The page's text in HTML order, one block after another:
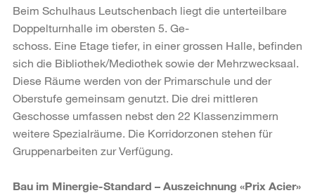
Beim Schulhaus Leutschenbach liegt die unterteilbare
Doppelturnhalle im obersten 5. Ge-
schoss. Eine Etage tiefer, in einer grossen Halle, befinden
sich die Bibliothek/Mediothek sowie der Mehrzwecksaal.
Diese Räume werden von der Primarschule und der
Oberstufe gemeinsam genutzt. Die drei mittleren
Geschosse umfassen nebst den 22 Klassenzimmern
weitere Spezialräume. Die Korridorzonen stehen für
Gruppenarbeiten zur Verfügung.
Bau im Minergie-Standard – Auszeichnung «Prix Acier»